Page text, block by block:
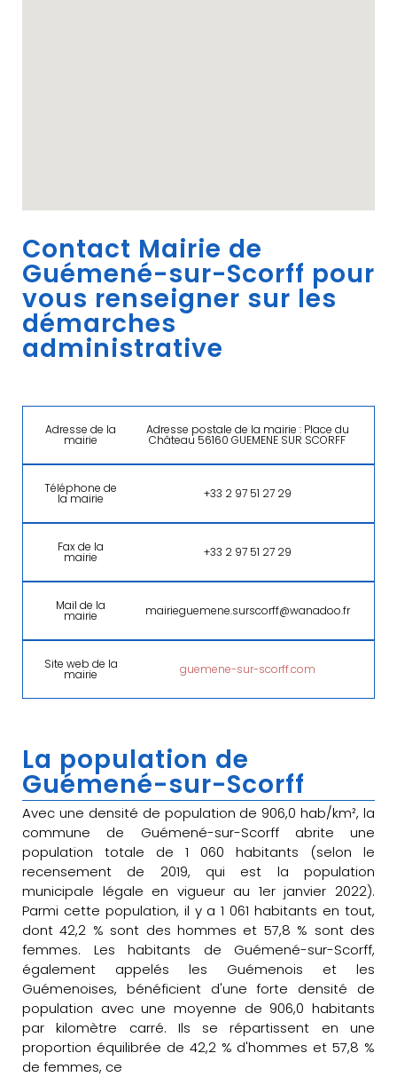
Contact Mairie de
Guémené-sur-Scorff pour
vous renseigner sur les
démarches
administrative
Adresse de la
mairie
Adresse postale de la mairie : Place du
Château 56160 GUEMENE SUR SCORFF
Téléphone de
la mairie +33 2 97 51 27 29
Fax de la
mairie +33 2 97 51 27 29
Mail de la
mairie mairieguemene.surscorff@wanadoo.fr
Site web de la
mairie guemene-sur-scorff.com
La population de
Guémené-sur-Scorff
Avec une densité de population de 906,0 hab/km², la
commune de Guémené-sur-Scorff abrite une
population totale de 1 060 habitants (selon le
recensement de 2019, qui est la population
municipale légale en vigueur au 1er janvier 2022).
Parmi cette population, il y a 1 061 habitants en tout,
dont 42,2 % sont des hommes et 57,8 % sont des
femmes. Les habitants de Guémené-sur-Scorff,
également appelés les Guémenois et les
Guémenoises, bénéficient d'une forte densité de
population avec une moyenne de 906,0 habitants
par kilomètre carré. Ils se répartissent en une
proportion équilibrée de 42,2 % d'hommes et 57,8 %
de femmes, ce